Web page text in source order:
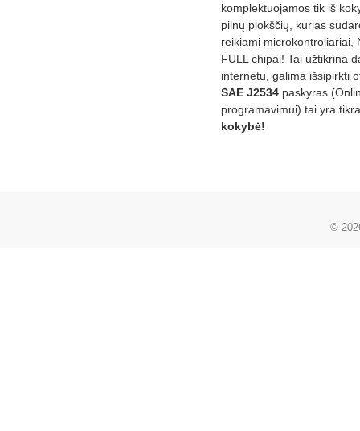
komplektuojamos tik iš
pilnų plokščių, kurias
reikiami microkontroliariai,
FULL chipai! Tai užtikrina
internetu, galima išsipirkti
SAE J2534 paskyras
programavimui) tai yra
kokybė!
©